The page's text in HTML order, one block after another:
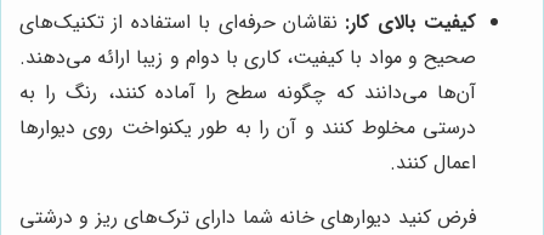
کیفیت بالای کار: نقاشان حرفه‌ای با استفاده از تکنیک‌های
صحیح و مواد با کیفیت، کاری با دوام و زیبا ارائه می‌دهند.
آن‌ها می‌دانند که چگونه سطح را آماده کنند، رنگ را به
درستی مخلوط کنند و آن را به طور یکنواخت روی دیوارها
اعمال کنند.
فرض کنید دیوارهای خانه شما دارای ترک‌های ریز و درشتی